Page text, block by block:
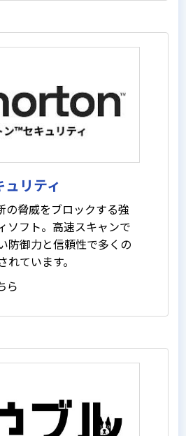
ュリティ
の脅威をブロックする強
ソフト。高速スキャンで
防御力と信頼性で多くの
れています。
ら